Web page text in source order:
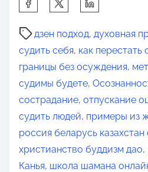
д
е
л
и
т
ь
с
я
э
дзен подход, духовная
судить себя, как перестать
границы без осуждения,
судимы будете,
сострадание, отпускание
судить людей, примеры из
россия беларусь
христианство буддизм дао,
Канья, школа шамана
В
р
е
м
я
д
л
я
п